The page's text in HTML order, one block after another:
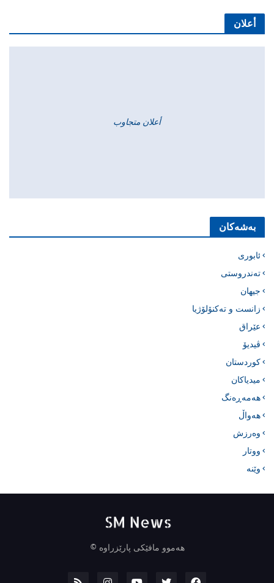
أعلان
أعلان متجاوب
بەشەکان
ئابوری
تەندروستی
جیهان
زانست و تەکنۆلۆژیا
عێراق
ڤیدیۆ
کوردستان
میدیاکان
هەمەڕەنگ
هەواڵ
وەرزش
ووتار
وێنە
هەموو مافێکی پارێزراوە ©